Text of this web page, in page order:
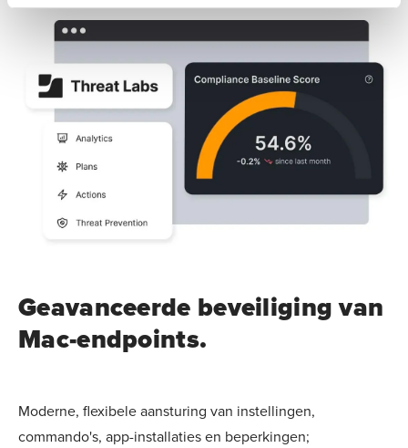
Geavanceerde beveiliging van
Mac-endpoints.
Moderne, flexibele aansturing van instellingen,
commando's, app-installaties en beperkingen;